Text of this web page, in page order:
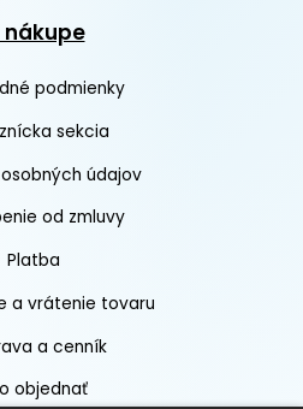
nákupe
podmienky
sekcia
údajov
od zmluvy
Platba
a vrátenie tovaru
a cenník
objednať